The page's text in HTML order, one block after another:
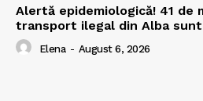
Alertă epidemiologică! 41 de
transport ilegal din Alba
Elena - August 6, 2026